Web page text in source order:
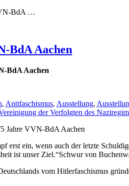
BdA …
BdA Aachen
BdA Aachen
, Antifaschismus, Ausstellung,
der Verfolgten des
Jahre VVN-BdA Aachen
erst ein, wenn auch der letzte
ist unser Ziel.“Schwur von
vom Hitlerfaschismus